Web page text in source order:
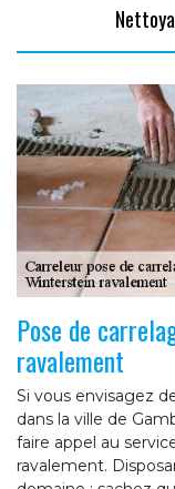
Pose de
ravalement
Si vous envisagez
dans la ville de
faire appel au
ravalement.